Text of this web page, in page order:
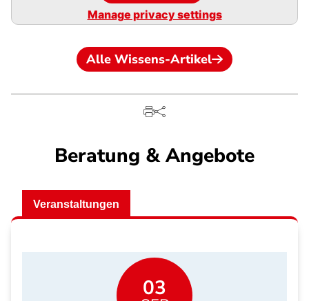
Manage privacy settings
Alle Wissens-Artikel
Beratung & Angebote
Veranstaltungen
03